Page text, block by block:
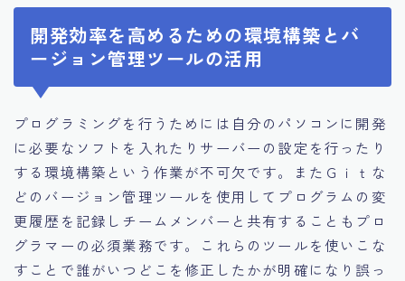
開発効率を高めるための環境構築とバ
ージョン管理ツールの活用
プログラミングを行うためには自分のパソコンに開発
に必要なソフトを入れたりサーバーの設定を行ったり
する環境構築という作業が不可欠です。またＧｉｔな
どのバージョン管理ツールを使用してプログラムの変
更履歴を記録しチームメンバーと共有することもプロ
グラマーの必須業務です。これらのツールを使いこな
すことで誰がいつどこを修正したかが明確になり誤っ